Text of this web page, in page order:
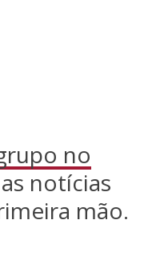
no
notícias
mão.